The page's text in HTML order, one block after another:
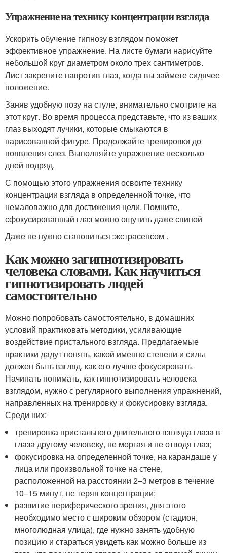
Упражнение на технику концентрации взгляда
Ускорить обучение гипнозу взглядом поможет
эффективное упражнение. На листе бумаги нарисуйте
небольшой круг диаметром около трех сантиметров.
Лист закрепите напротив глаз, когда вы займете сидячее
положение.
Заняв удобную позу на стуле, внимательно смотрите на
этот круг. Во время процесса представьте, что из ваших
глаз выходят лучики, которые смыкаются в
нарисованной фигуре. Продолжайте тренировки до
появления слез. Выполняйте упражнение несколько
дней подряд.
С помощью этого упражнения освоите технику
концентрации взгляда в определенной точке, что
немаловажно для достижения цели. Помните,
сфокусированный глаз можно ощутить даже спиной
Даже не нужно становиться экстрасенсом .
Как можно загипнотизировать
человека словами. Как научиться
гипнотизировать людей
самостоятельно
Можно попробовать самостоятельно, в домашних
условий практиковать методики, усиливающие
воздействие пристального взгляда. Предлагаемые
практики дадут понять, какой именно степени и силы
должен быть взгляд, как его лучше фокусировать.
Начинать понимать, как гипнотизировать человека
взглядом, нужно с регулярного выполнения упражнений,
направленных на тренировку и фокусировку взгляда.
Среди них:
тренировка пристального длительного взгляда глаза в
глаза другому человеку, не моргая и не отводя глаз;
фокусировка на определенной точке, на карандаше у
лица или произвольной точке на стене,
расположенной на расстоянии 2–3 метров в течение
10–15 минут, не теряя концентрации;
развитие периферического зрения, для этого
необходимо место с широким обзором (стадион,
многолюдная улица), где нужно занять удобную
позицию и стараться увидеть как можно больше из